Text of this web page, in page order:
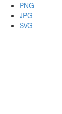
PNG
JPG
SVG